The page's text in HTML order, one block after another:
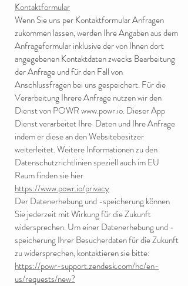
Kontaktformular
Wenn Sie uns per Kontaktformular Anfragen
zukommen lassen, werden Ihre Angaben aus dem
Anfrageformular inklusive der von Ihnen dort
angegebenen Kontaktdaten zwecks Bearbeitung
der Anfrage und für den Fall von
Anschlussfragen bei uns gespeichert. Für die
Verarbeitung Ihrere Anfrage nutzen wir den
Dienst von POWRwww.powr.io. Dieser App
Dienst verarbeitet Ihre Daten und Ihre Anfrage
indem er diese an den Websitebesitzer
weiterleitet. Weitere Informationen zu den
Datenschutzrichtlinien speziell auch im EU
Raum finden sie hier
https://www.powr.io/privacy
Der Datenerhebung und -speicherung können
Sie jederzeit mit Wirkung für die Zukunft
widersprechen. Um einer Datenerhebung und -
speicherung Ihrer Besucherdaten für die Zukunft
zu widersprechen, kontaktieren sie bitte:
https://powr-support.zendesk.com/hc/en-
us/requests/new?